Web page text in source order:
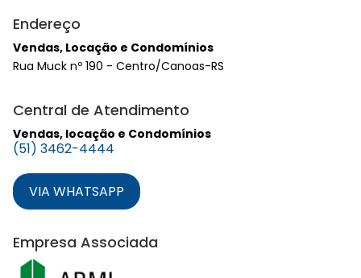
Endereço
Vendas, Locação e Condomínios
Rua Muck nº 190 - Centro/Canoas-RS
Central de Atendimento
Vendas, locação e Condomínios
(51) 3462-4444
VIA WHATSAPP
Empresa Associada